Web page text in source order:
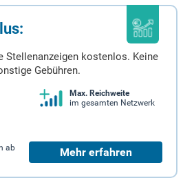
Stellenanzeigen kostenlos. Keine
Gebühren.
Max. Reichweite
im gesamten Netzwerk
ab
Mehr erfahren